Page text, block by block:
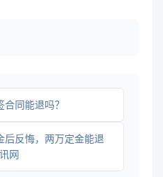
同能退吗？
后反悔，两万定金能退
网